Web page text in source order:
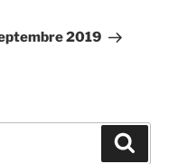
2019